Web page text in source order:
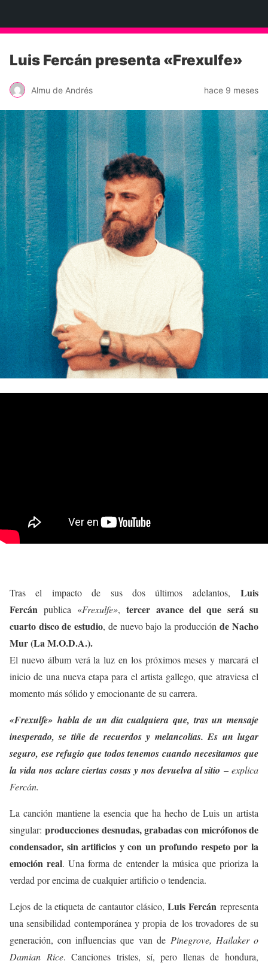
Luis Fercán presenta «Frexulfe»
Almu de Andrés hace 9 meses
Tras el impacto de sus dos últimos adelantos, Luis
Fercán publica «Frexulfe»,tercer avance del que será su
cuarto disco de estudio, de nuevo bajo la producciónde Nacho
Mur (La M.O.D.A.).
El nuevo álbum verá la luz en los próximos meses y marcará el
inicio de una nueva etapa para el artista gallego, que atraviesa el
momento más sólido y emocionante de su carrera.
«Frexulfe» habla de un día cualquiera que, tras un mensaje
inesperado, se tiñe de recuerdos y melancolías. Es un lugar
seguro, ese refugio que todos tenemos cuando necesitamos que
la vida nos aclare ciertas cosas y nos devuelva al sitio – explica
Fercán.
La canción mantiene la esencia que ha hecho de Luis un artista
singular:producciones desnudas, grabadas con micrófonos de
condensador, sin artificios y con un profundo respeto por la
emoción real. Una forma de entender la música que prioriza la
verdad por encima de cualquier artificio o tendencia.
Lejos de la etiqueta de cantautor clásico,Luis Fercán representa
una sensibilidad contemporánea y propia de los trovadores de su
generación, con influencias que van de Pinegrove, Hailaker o
Damian Rice. Canciones tristes, sí, pero llenas de hondura,